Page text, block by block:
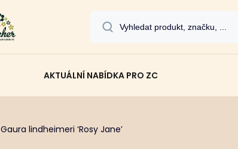
AKTUÁLNÍ NABÍDKA PRO ZC
Gaura lindheimeri ‘Rosy Jane’